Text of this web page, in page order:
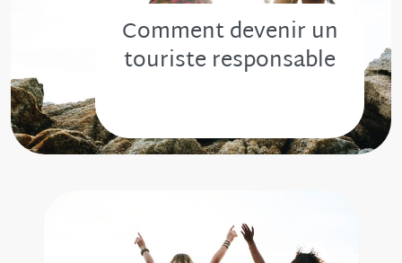
Comment devenir un
touriste responsable